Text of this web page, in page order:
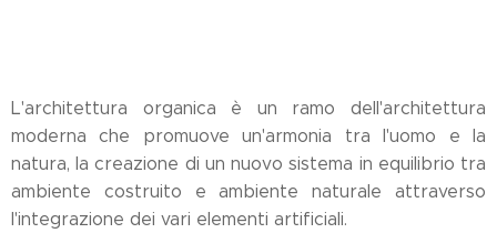
L'architettura organica è un ramo dell'architettura
moderna che promuove un'armonia tra l'uomo e la
natura, la creazione di un nuovo sistema in equilibrio tra
ambiente costruito e ambiente naturale attraverso
l'integrazione dei vari elementi artificiali.